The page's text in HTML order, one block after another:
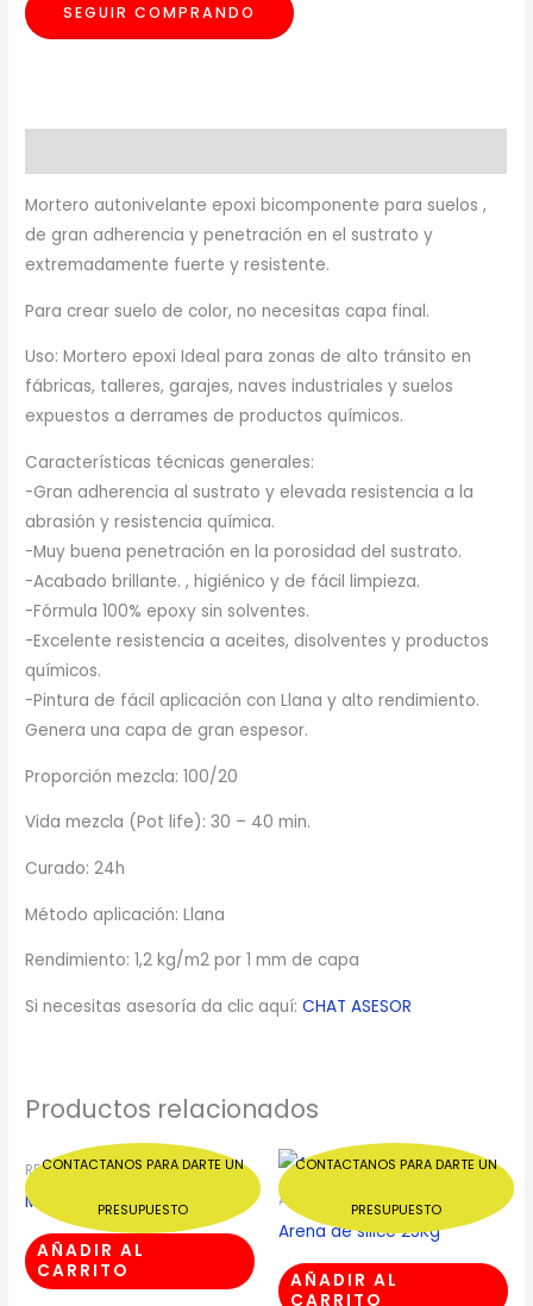
SEGUIR COMPRANDO
Mortero autonivelante epoxi bicomponente para suelos ,
de gran adherencia y penetración en el sustrato y
extremadamente fuerte y resistente.
Para crear suelo de color, no necesitas capa final.
Uso: Mortero epoxi Ideal para zonas de alto tránsito en
fábricas, talleres, garajes, naves industriales y suelos
expuestos a derrames de productos químicos.
Características técnicas generales:
-Gran adherencia al sustrato y elevada resistencia a la
abrasión y resistencia química.
-Muy buena penetración en la porosidad del sustrato.
-Acabado brillante. , higiénico y de fácil limpieza.
-Fórmula 100% epoxy sin solventes.
-Excelente resistencia a aceites, disolventes y productos
químicos.
-Pintura de fácil aplicación con Llana y alto rendimiento.
Genera una capa de gran espesor.
Proporción mezcla: 100/20
Vida mezcla (Pot life): 30 – 40 min.
Curado: 24h
Método aplicación: Llana
Rendimiento: 1,2 kg/m2 por 1 mm de capa
Si necesitas asesoría da clic aquí:CHAT ASESOR
Productos relacionados
CONTACTANOS PARA DARTE UN
PRESUPUESTO
RESINAS EPOXI PARA SUELOS
Masilla epoxi 3Kg
AÑADIR AL
CARRITO
CONTACTANOS PARA DARTE UN
PRESUPUESTO
AUTONIVELANTE EPOXI Y ARENAS
Arena de silice 25Kg
AÑADIR AL
CARRITO